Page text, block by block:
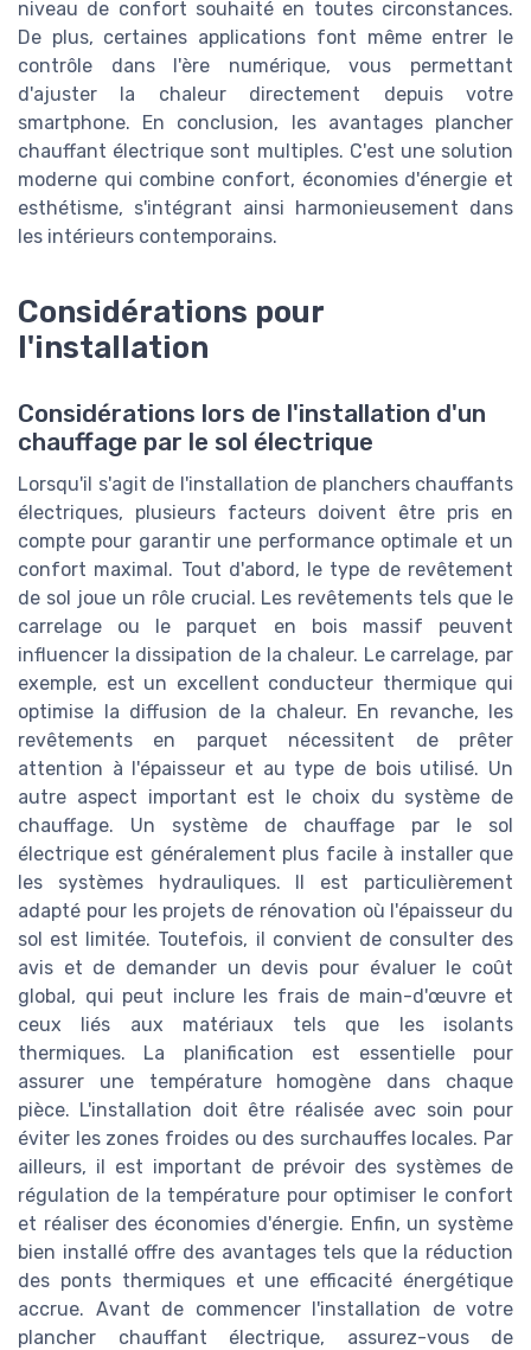
niveau de confort souhaité en toutes circonstances.
De plus, certaines applications font même entrer le
contrôle dans l'ère numérique, vous permettant
d'ajuster la chaleur directement depuis votre
smartphone. En conclusion, les avantages plancher
chauffant électrique sont multiples. C'est une solution
moderne qui combine confort, économies d'énergie et
esthétisme, s'intégrant ainsi harmonieusement dans
les intérieurs contemporains.
Considérations pour
l'installation
Considérations lors de l'installation d'un
chauffage par le sol électrique
Lorsqu'il s'agit de l'installation de planchers chauffants
électriques, plusieurs facteurs doivent être pris en
compte pour garantir une performance optimale et un
confort maximal. Tout d'abord, le type de revêtement
de sol joue un rôle crucial. Les revêtements tels que le
carrelage ou le parquet en bois massif peuvent
influencer la dissipation de la chaleur. Le carrelage, par
exemple, est un excellent conducteur thermique qui
optimise la diffusion de la chaleur. En revanche, les
revêtements en parquet nécessitent de prêter
attention à l'épaisseur et au type de bois utilisé. Un
autre aspect important est le choix du système de
chauffage. Un système de chauffage par le sol
électrique est généralement plus facile à installer que
les systèmes hydrauliques. Il est particulièrement
adapté pour les projets de rénovation où l'épaisseur du
sol est limitée. Toutefois, il convient de consulter des
avis et de demander un devis pour évaluer le coût
global, qui peut inclure les frais de main-d'œuvre et
ceux liés aux matériaux tels que les isolants
thermiques. La planification est essentielle pour
assurer une température homogène dans chaque
pièce. L'installation doit être réalisée avec soin pour
éviter les zones froides ou des surchauffes locales. Par
ailleurs, il est important de prévoir des systèmes de
régulation de la température pour optimiser le confort
et réaliser des économies d'énergie. Enfin, un système
bien installé offre des avantages tels que la réduction
des ponts thermiques et une efficacité énergétique
accrue. Avant de commencer l'installation de votre
plancher chauffant électrique, assurez-vous de